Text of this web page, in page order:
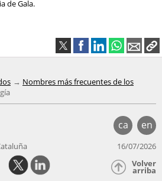
de Gala.
Nombres más frecuentes de los
ca en
16/07/2026
Volver
arriba